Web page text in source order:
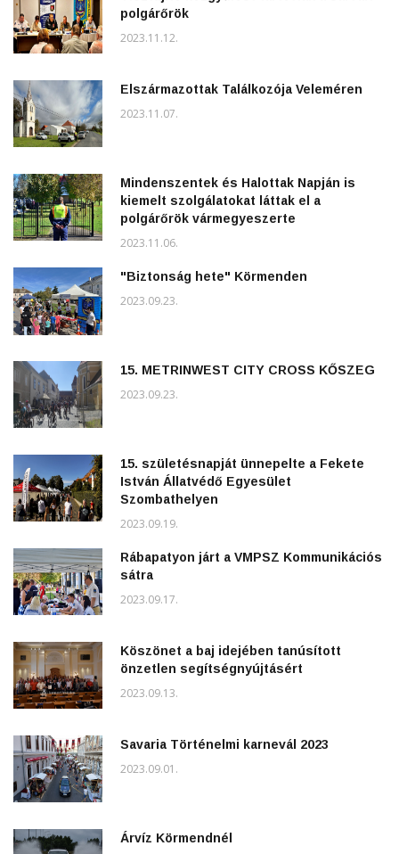
polgárőrök
2023.11.12.
Elszármazottak Találkozója Veleméren
2023.11.07.
Mindenszentek és Halottak Napján is
kiemelt szolgálatokat láttak el a
polgárőrök vármegyeszerte
2023.11.06.
"Biztonság hete" Körmenden
2023.09.23.
15. METRINWEST CITY CROSS KŐSZEG
2023.09.23.
15. születésnapját ünnepelte a Fekete
István Állatvédő Egyesület
Szombathelyen
2023.09.19.
Rábapatyon járt a VMPSZ Kommunikációs
sátra
2023.09.17.
Köszönet a baj idejében tanúsított
önzetlen segítségnyújtásért
2023.09.13.
Savaria Történelmi karnevál 2023
2023.09.01.
Árvíz Körmendnél